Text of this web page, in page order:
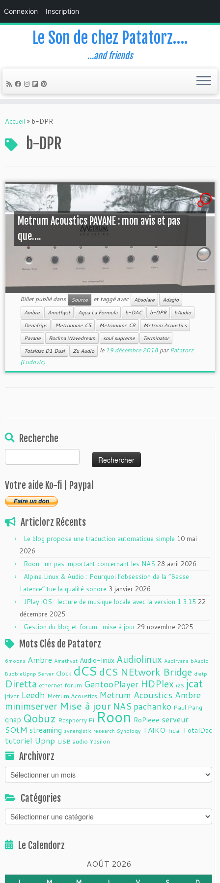
Connexion Inscription
Le Son de chez Patatorz….
…and friends
Accueil » b-DPR
b-DPR
2
Metrum Acoustics PAVANE : mon avis et pas
que….
Billet publié dans Source et taggé avec Absolare
Adagio
Ambre
Amethyst Aqua La Formula b-DAC b-DPR
bAudio
Denafrips
Metronome C5 Metronome C8
Metrum Acoustics
Pavane
Rockna Wavedream soul supreme
Terminator
Totaldac D1 Dual
Zu Audio le19 décembre 2018 parPatatorz
(Ludovic)
Recherche
Votre aide Ko-fi | Paypal
Articlorz Récents
Le blog propose une traduction automatique simple 10 mai
2026
Roon : un pas important concernant les NAS 28 avril 2026
Alpine Linux & Audio : Pourquoi l’obsession de la “Basse
Latence” tue la qualité sonore 3 janvier 2026
JPlay iOS : lecture de musique locale avec la version 1.3.15 22
décembre 2025
Gestion du blog et forum : mise à jour 29 novembre 2025
Mots Clés de Patatorz
6moons Ambre Amethyst Audio-linux Audiolinux Audirvana bAudio
BubbleUpnp Server Clock dCS dCS NEtwork Bridge dietpi
Diretta ethernet forum GentooPlayer HDPlex i2S jcat
jriver Leedh Metrum Acoustics Metrum Acoustics Ambre
minimserver Mise à jour NAS pachanko Paul Pang
qnap Qobuz Raspberry Pi Roon RoPieee serveur
SOtM streaming synergistic research Synology TAIKO Tidal TotalDac
tutoriel Upnp USB audio Ypsilon
Archivorz
Archivorz
Catégories
Catégories
Le Calendorz
AOÛT 2026